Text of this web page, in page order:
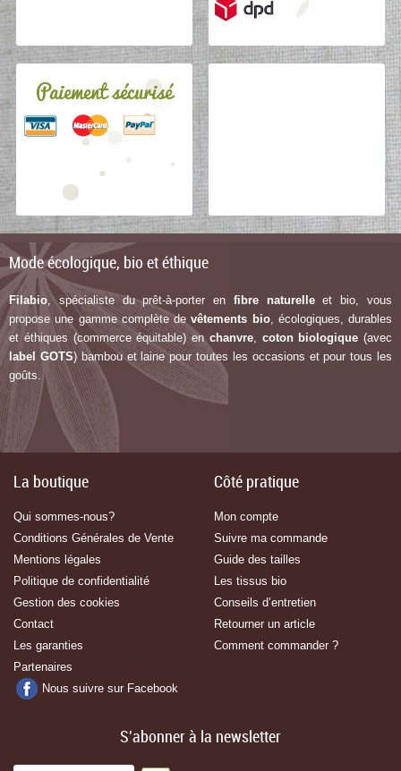
Paiement sécurisé
Mode écologique, bio et éthique
Filabio, spécialiste du prêt-à-porter en fibre naturelleet bio, vous
propose une gamme complète devêtements bio, écologiques, durables
et éthiques (commerce équitable) en chanvre, coton biologique (avec
label GOTS) bambou et laine pour toutes les occasions et pour tous les
goûts.
La boutique
Qui sommes-nous?
Conditions Générales de Vente
Mentions légales
Politique de confidentialité
Gestion des cookies
Contact
Les garanties
Partenaires
Nous suivre sur Facebook
Côté pratique
Mon compte
Suivre ma commande
Guide des tailles
Les tissus bio
Conseils d’entretien
Retourner un article
Comment commander ?
S'abonner à la newsletter